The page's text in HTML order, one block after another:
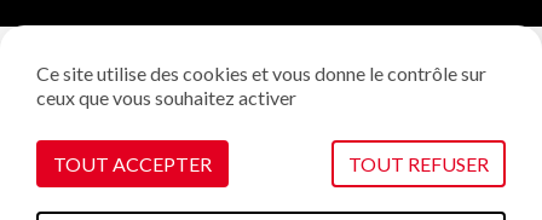
Gestion des cookies
Ce site utilise des cookies et vous donne le contrôle sur
ceux que vous souhaitez activer
TOUT ACCEPTER TOUT REFUSER